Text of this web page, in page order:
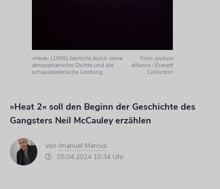
»Heat« (1995) besticht durch seine
atmosphärische Dichte und die
schauspielerische Leistung.
Foto: picture
alliance / Everett
Collection
»Heat 2« soll den Beginn der Geschichte des
Gangsters Neil McCauley erzählen
von Imanuel Marcus
05.04.2024 10:34 Uhr